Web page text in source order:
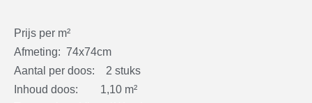
Prijs per m²
Afmeting: 74x74cm
Aantal per doos: 2 stuks
Inhoud doos: 1,10 m²